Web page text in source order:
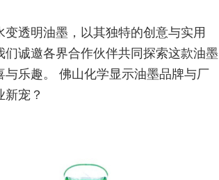
透明油墨，以其独特的创意与实用
诚邀各界合作伙伴共同探索这款油墨
乐趣。 佛山化学显示油墨品牌与厂
宠？